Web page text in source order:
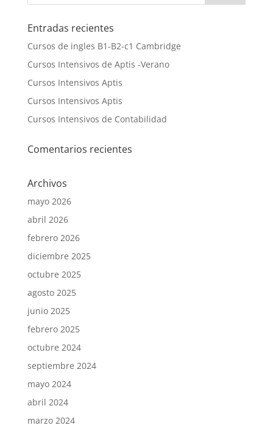
Entradas recientes
Cursos de ingles B1-B2-c1 Cambridge
Cursos Intensivos de Aptis -Verano
Cursos Intensivos Aptis
Cursos Intensivos Aptis
Cursos Intensivos de Contabilidad
Comentarios recientes
Archivos
mayo 2026
abril 2026
febrero 2026
diciembre 2025
octubre 2025
agosto 2025
junio 2025
febrero 2025
octubre 2024
septiembre 2024
mayo 2024
abril 2024
marzo 2024